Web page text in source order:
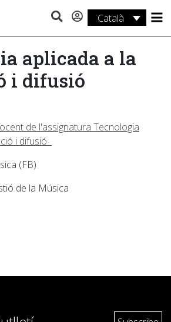
Català
aplicada a la
i difusió
de l'assignatura Tecnologia
i difusió
(FB)
de la Música